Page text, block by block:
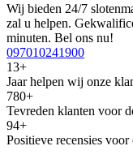
Wij bieden 24/7
zal u helpen.
minuten. Bel ons nu!
097010241900
13+
Jaar helpen wij onze
780+
Tevreden klanten voor
94+
Positieve recensies